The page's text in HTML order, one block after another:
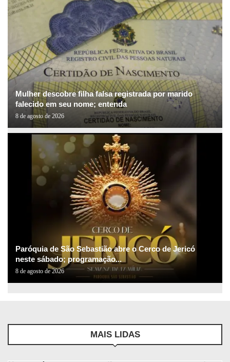
Mulher descobre filha falsa registrada por marido
falecido em seu nome; entenda
8 de agosto de 2026
Paróquia de São Sebastião abre o Cerco de Jericó
neste sábado; programação...
8 de agosto de 2026
MAIS LIDAS